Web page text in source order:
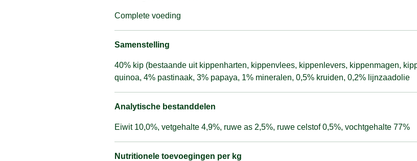
Complete voeding
Samenstelling
40% kip (bestaande uit kippenharten, kippenvlees, kippenlevers, kippenmagen,
quinoa, 4% pastinaak, 3% papaya, 1% mineralen, 0,5% kruiden, 0,2% lijnzaadolie
Analytische bestanddelen
Eiwit 10,0%, vetgehalte 4,9%, ruwe as 2,5%, ruwe celstof 0,5%, vochtgehalte 77%
Nutritionele toevoegingen per kg